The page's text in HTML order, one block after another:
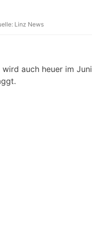
Linz News
auch heuer im Juni